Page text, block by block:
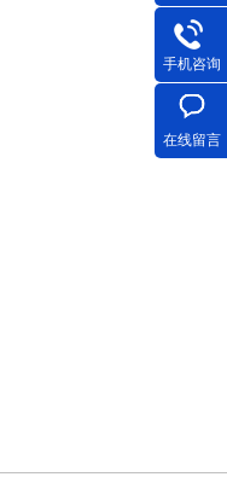
手机咨询
在线留言